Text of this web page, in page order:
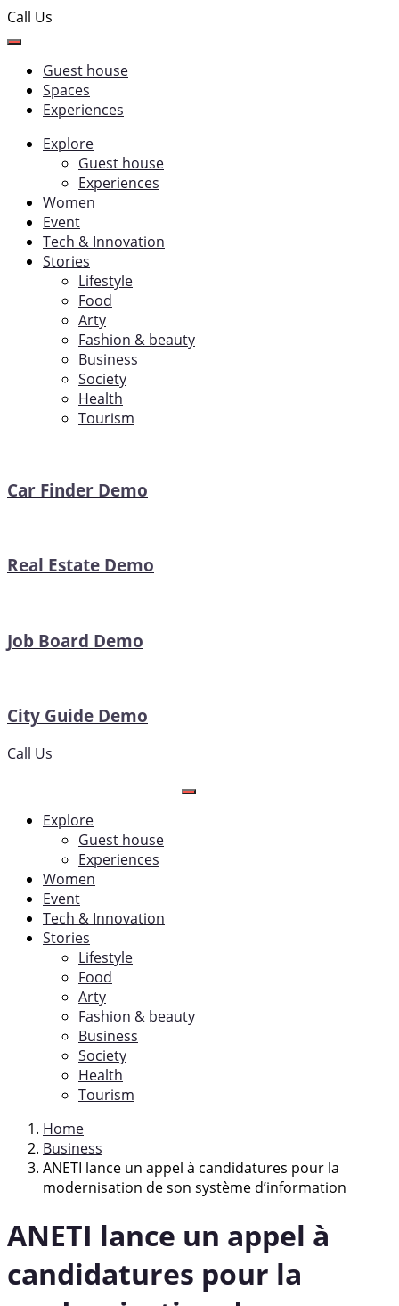
Call Us
Guest house
Spaces
Experiences
Explore
Guest house
Experiences
Women
Event
Tech & Innovation
Stories
Lifestyle
Food
Arty
Fashion & beauty
Business
Society
Health
Tourism
Car Finder Demo
Real Estate Demo
Job Board Demo
City Guide Demo
Call Us
Explore
Guest house
Experiences
Women
Event
Tech & Innovation
Stories
Lifestyle
Food
Arty
Fashion & beauty
Business
Society
Health
Tourism
Home
Business
ANETI lance un appel à candidatures pour la
modernisation de son système d’information
ANETI lance un appel à
candidatures pour la